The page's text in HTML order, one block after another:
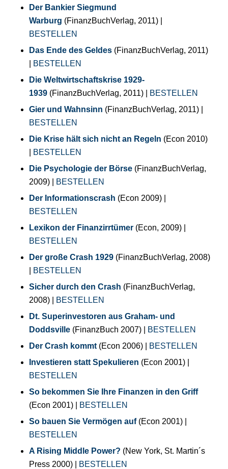
Der Bankier Siegmund
Warburg (FinanzBuchVerlag, 2011) |
BESTELLEN
Das Ende des Geldes(FinanzBuchVerlag, 2011)
BESTELLEN
Die Weltwirtschaftskrise 1929-
1939 (FinanzBuchVerlag, 2011) |
BESTELLEN
Gier und Wahnsinn (FinanzBuchVerlag, 2011) |
BESTELLEN
Die Krise hält sich nicht an Regeln (Econ 2010)
BESTELLEN
Die Psychologie der Börse(FinanzBuchVerlag,
2009) |
BESTELLEN
Der Informationscrash (Econ 2009) |
BESTELLEN
Lexikon der Finanzirrtümer(Econ, 2009) |
BESTELLEN
Der große Crash 1929(FinanzBuchVerlag, 2008)
BESTELLEN
Sicher durch den Crash (FinanzBuchVerlag,
2008) |
BESTELLEN
Dt. Superinvestoren aus Graham- und
Doddsville(FinanzBuch 2007) |
BESTELLEN
Der Crash kommt(Econ 2006) |
BESTELLEN
Investieren statt Spekulieren (Econ 2001) |
BESTELLEN
So bekommen Sie Ihre Finanzen in den Griff
(Econ 2001) |
BESTELLEN
So bauen Sie Vermögen auf(Econ 2001) |
BESTELLEN
A Rising Middle Power? (New York, St. Martin´s
Press 2000) |
BESTELLEN